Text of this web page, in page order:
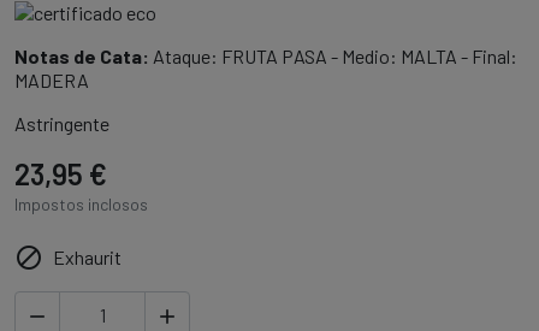
Notas de Cata: Ataque: FRUTA PASA - Medio: MALTA - Final:
MADERA
Astringente
23,95 €
Impostos inclosos
 Exhaurit
 